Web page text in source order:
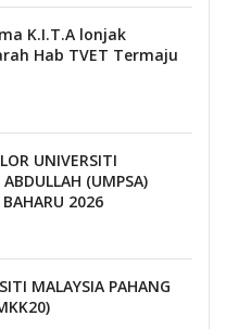
K.I.T.A lonjak
Hab TVET Termaju
UNIVERSITI
(UMPSA)
2026
MALAYSIA PAHANG